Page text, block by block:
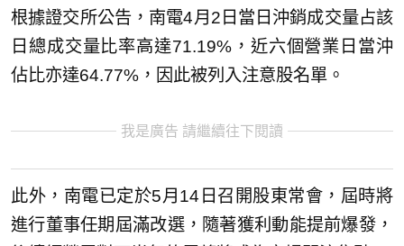
根據證交所公告，南電4月2日當日沖銷成交量占該
日總成交量比率高達71.19%，近六個營業日當沖
佔比亦達64.77%，因此被列入注意股名單。
我是廣告 請繼續往下閱讀
此外，南電已定於5月14日召開股東常會，屆時將
進行董事任期屆滿改選，隨著獲利動能提前爆發，